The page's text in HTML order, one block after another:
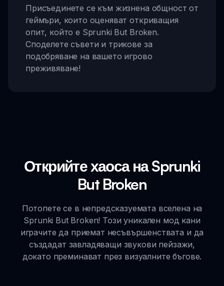
Присъединете се към жизнена общност от
геймъри, които оценяват откриващия
опит, който е Sprunki But Broken.
Споделете съвети и трикове за
подобряване на вашето игрово
преживяване!
Открийте хаоса на Sprunki
But Broken
Потопете се в непредсказуемата вселена на
Sprunki But Broken! Този уникален мод кани
играчите да приемат несъвършенствата и да
създадат завладяващи звукови пейзажи,
докато преминават през визуалните бъгове.